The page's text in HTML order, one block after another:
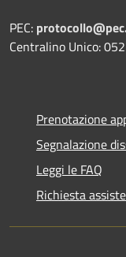
PEC:
Centralino Unico:
Prenotazione
Segnalazione
Leggi le FAQ
Richiesta